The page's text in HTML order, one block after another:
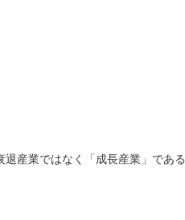
退産業ではなく「成長産業」である